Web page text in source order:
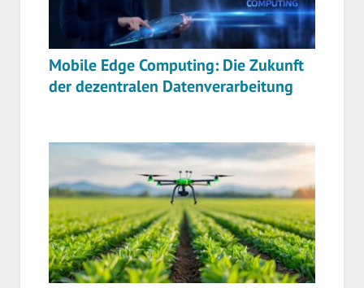
Mobile Edge Computing: Die Zukunft
der dezentralen Datenverarbeitung